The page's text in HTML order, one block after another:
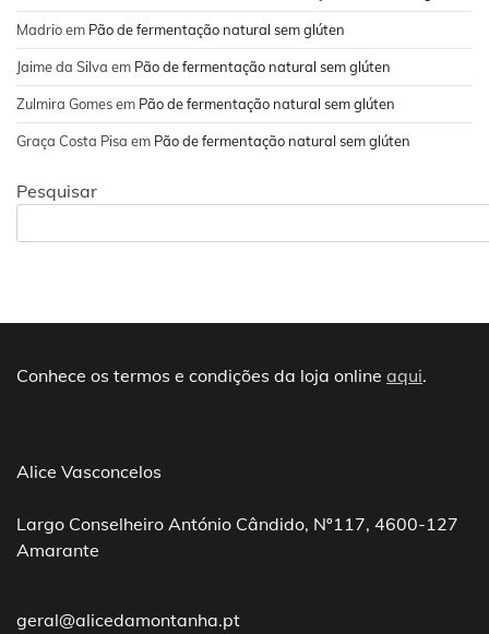
Madrioem Pão de fermentação natural sem glúten
Jaime da Silva em Pão de fermentação natural sem glúten
Zulmira Gomesem Pão de fermentação natural sem glúten
Graça Costa Pisa em Pão de fermentação natural sem glúten
Pesquisar
Conhece os termos e condições da loja online aqui.
Alice Vasconcelos
Largo Conselheiro António Cândido, Nº117, 4600-127
Amarante
geral@alicedamontanha.pt